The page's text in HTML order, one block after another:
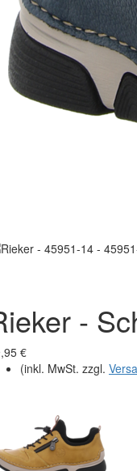
-
€
(inkl. MwSt. zzgl.